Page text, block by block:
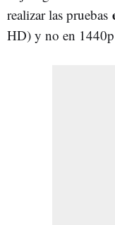
realizar las pruebas
HD) y no en